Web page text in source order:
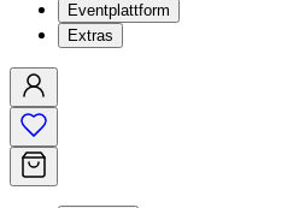
Eventplattform
Extras